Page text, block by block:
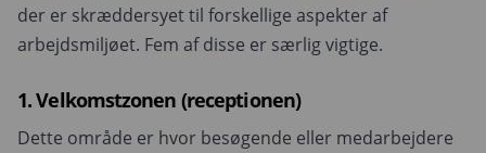
der er skræddersyet til forskellige aspekter af
arbejdsmiljøet. Fem af disse er særlig vigtige.
1. Velkomstzonen (receptionen)
Dette område er hvor besøgende eller medarbejdere